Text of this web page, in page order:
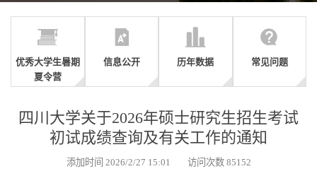
优秀大学生暑期
夏令营
信息公开 历年数据 常见问题
四川大学关于2026年硕士研究生招生考试
初试成绩查询及有关工作的通知
添加时间 2026/2/27 15:01 访问次数 85152